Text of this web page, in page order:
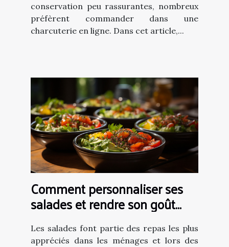
conservation peu rassurantes, nombreux
préfèrent commander dans une
charcuterie en ligne. Dans cet article,...
Comment personnaliser ses
salades et rendre son goût
unique ?
Les salades font partie des repas les plus
appréciés dans les ménages et lors des